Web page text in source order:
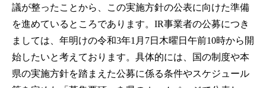
議が整ったことから、この実施方針の公表に向けた準備
を進めているところであります。IR事業者の公募につき
ましては、年明けの令和3年1月7日木曜日午前10時から開
始したいと考えております。具体的には、国の制度や本
県の実施方針を踏まえた公募に係る条件やスケジュール